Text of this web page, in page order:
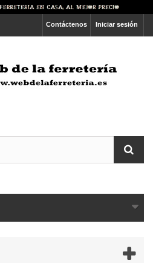
Iniciar sesión
Contáctenos